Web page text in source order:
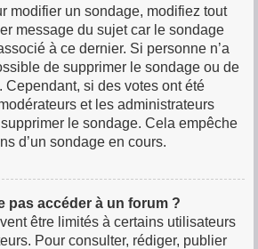
modifier un sondage, modifiez tout
message du sujet car le sondage
à ce dernier. Si personne n’a
de supprimer le sondage ou de
Cependant, si des votes ont été
et les administrateurs
le sondage. Cela empêche
d’un sondage en cours.
pas accéder à un forum ?
être limités à certains utilisateurs
Pour consulter, rédiger, publier